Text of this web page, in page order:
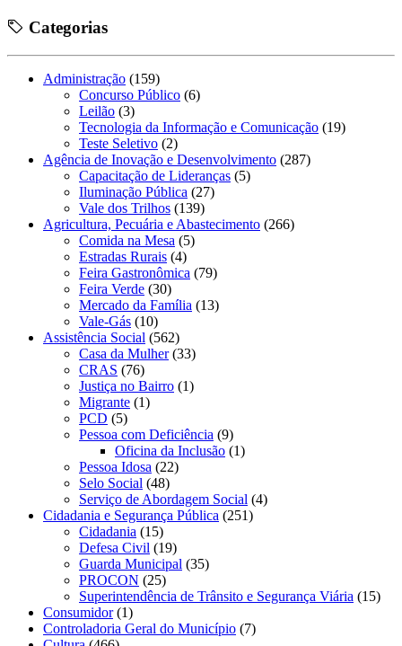
Categorias
Administração (159)
Concurso Público (6)
Leilão (3)
Tecnologia da Informação e Comunicação (19)
Teste Seletivo (2)
Agência de Inovação e Desenvolvimento (287)
Capacitação de Lideranças (5)
Iluminação Pública (27)
Vale dos Trilhos (139)
Agricultura, Pecuária e Abastecimento (266)
Comida na Mesa (5)
Estradas Rurais (4)
Feira Gastronômica (79)
Feira Verde (30)
Mercado da Família (13)
Vale-Gás (10)
Assistência Social (562)
Casa da Mulher(33)
CRAS (76)
Justiça no Bairro (1)
Migrante (1)
PCD (5)
Pessoa com Deficiência (9)
Oficina da Inclusão (1)
Pessoa Idosa (22)
Selo Social (48)
Serviço de Abordagem Social (4)
Cidadania e Segurança Pública (251)
Cidadania (15)
Defesa Civil (19)
Guarda Municipal (35)
PROCON (25)
Superintendência de Trânsito e Segurança Viária (15)
Consumidor(1)
Controladoria Geral do Município (7)